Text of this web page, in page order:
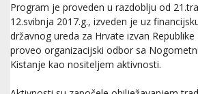
Program je proveden u razdoblju od
12.svibnja 2017.g., izveden je uz
državnog ureda za Hrvate izvan
proveo organizacijski odbor sa
Kistanje kao nositeljem aktivnosti.